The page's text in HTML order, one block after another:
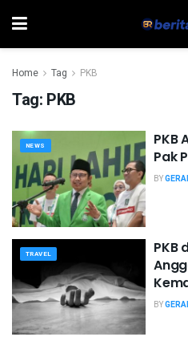
Home Tag PKB
Tag: PKB
NEWS
PKB
Pak
BY
TRAVEL
PKB
BY